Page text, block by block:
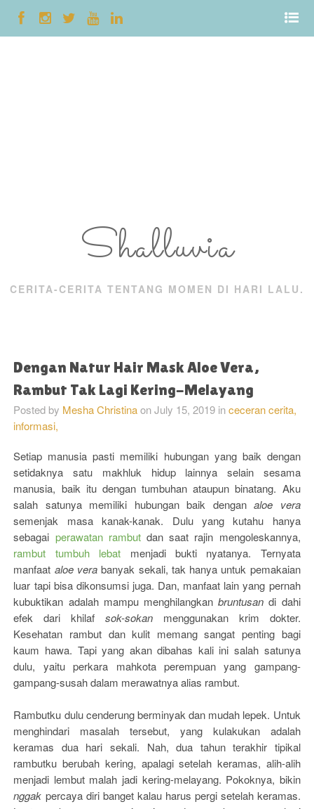
Shalluvia
CERITA-CERITA TENTANG MOMEN DI HARI LALU.
Dengan Natur Hair Mask Aloe Vera,
Rambut Tak Lagi Kering-Melayang
Posted by Mesha Christina onJuly 15, 2019 inceceran cerita,
informasi,
Setiap manusia pasti memiliki hubungan yang baik dengan
setidaknya satu makhluk hidup lainnya selain sesama
manusia, baik itu dengan tumbuhan ataupun binatang. Aku
salah satunya memiliki hubungan baik denganaloe vera
semenjak masa kanak-kanak. Dulu yang kutahu hanya
sebagai perawatan rambutdan saat rajin mengoleskannya,
rambut tumbuh lebat menjadi bukti nyatanya. Ternyata
manfaat aloe verabanyak sekali, tak hanya untuk pemakaian
luar tapi bisa dikonsumsi juga. Dan, manfaat lain yang pernah
kubuktikan adalah mampu menghilangkanbruntusandi dahi
efek dari khilaf sok-sokan menggunakan krim dokter.
Kesehatan rambut dan kulit memang sangat penting bagi
kaum hawa. Tapi yang akan dibahas kali ini salah satunya
dulu, yaitu perkara mahkota perempuan yang gampang-
gampang-susah dalam merawatnya alias rambut.
Rambutku dulu cenderung berminyak dan mudah lepek. Untuk
menghindari masalah tersebut, yang kulakukan adalah
keramas dua hari sekali. Nah, dua tahun terakhir tipikal
rambutku berubah kering, apalagi setelah keramas, alih-alih
menjadi lembut malah jadi kering-melayang. Pokoknya, bikin
nggak percaya diri banget kalau harus pergi setelah keramas.